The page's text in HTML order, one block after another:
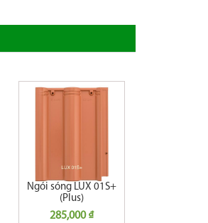
Ngói sóng LUX 01S+
(Plus)
285,000 ₫